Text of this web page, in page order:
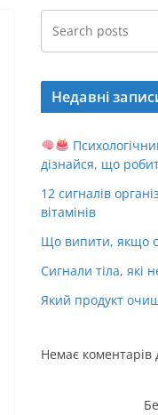
Недавні
дізнайся, що
12 сигналів
вітамінів
Що випити, якщо
Сигнали тіла, які
Який продукт
Немає коментарів